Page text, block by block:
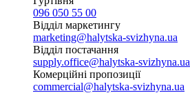
096 050 55 00
Відділ маркетингу
marketing@halytska-svizhyna.ua
Відділ постачання
supply.office@halytska-svizhyna.ua
Комерційні пропозиції
commercial@halytska-svizhyna.ua